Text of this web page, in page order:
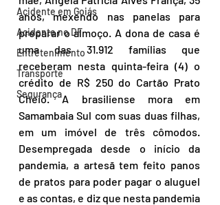
Acidente em Goiás
Acidente no DF
Entretenimento
Transporte
Segurança
anos, mexendo nas panelas para
preparar o almoço. A dona de casa é
uma das 31.912 famílias que
receberam nesta quinta-feira (4) o
crédito de R$ 250 do Cartão Prato
Cheio. A brasiliense mora em
Samambaia Sul com suas duas filhas,
em um imóvel de três cômodos.
Desempregada desde o início da
pandemia, a artesã tem feito panos
de pratos para poder pagar o aluguel
e as contas, e diz que nesta pandemia